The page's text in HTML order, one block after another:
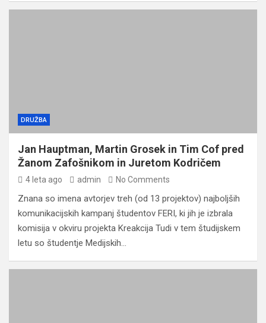
DRUŽBA
Jan Hauptman, Martin Grosek in Tim Cof pred
Žanom Zafošnikom in Juretom Kodričem
4 leta ago admin No Comments
Znana so imena avtorjev treh (od 13 projektov) najboljših
komunikacijskih kampanj študentov FERI, ki jih je izbrala
komisija v okviru projekta Kreakcija Tudi v tem študijskem
letu so študentje Medijskih…